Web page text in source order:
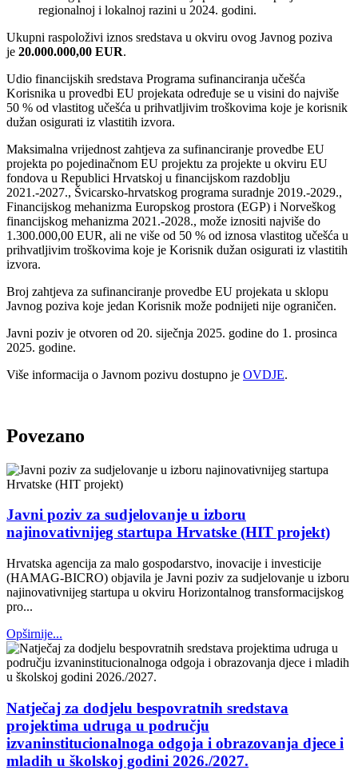
regionalnoj i lokalnoj razini u 2024. godini.
Ukupni raspoloživi iznos sredstava u okviru ovog Javnog poziva
je 20.000.000,00 EUR.
Udio financijskih sredstava Programa sufinanciranja učešća
Korisnika u provedbi EU projekata određuje se u visini do najviše
50 % od vlastitog učešća u prihvatljivim troškovima koje je korisnik
dužan osigurati iz vlastitih izvora.
Maksimalna vrijednost zahtjeva za sufinanciranje provedbe EU
projekta po pojedinačnom EU projektu za projekte u okviru EU
fondova u Republici Hrvatskoj u financijskom razdoblju
2021.-2027., Švicarsko-hrvatskog programa suradnje 2019.-2029.,
Financijskog mehanizma Europskog prostora (EGP) i Norveškog
financijskog mehanizma 2021.-2028., može iznositi najviše do
1.300.000,00 EUR, ali ne više od 50 % od iznosa vlastitog učešća u
prihvatljivim troškovima koje je Korisnik dužan osigurati iz vlastitih
izvora.
Broj zahtjeva za sufinanciranje provedbe EU projekata u sklopu
Javnog poziva koje jedan Korisnik može podnijeti nije ograničen.
Javni poziv je otvoren od 20. siječnja 2025. godine do 1. prosinca
2025. godine.
Više informacija o Javnom pozivu dostupno je OVDJE.
Povezano
Javni poziv za sudjelovanje u izboru
najinovativnijeg startupa Hrvatske (HIT projekt)
Hrvatska agencija za malo gospodarstvo, inovacije i investicije
(HAMAG-BICRO) objavila je Javni poziv za sudjelovanje u izboru
najinovativnijeg startupa u okviru Horizontalnog transformacijskog
pro...
Opširnije...
Natječaj za dodjelu bespovratnih sredstava
projektima udruga u području
izvaninstitucionalnoga odgoja i obrazovanja djece i
mladih u školskoj godini 2026./2027.